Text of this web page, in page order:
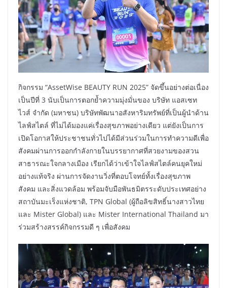
กิจกรรม “AssetWise BEAUTY RUN 2025” จัดขึ้นอย่างต่อเนื่อง
เป็นปีที่ 3 นับเป็นการตอกย้ำความมุ่งมั่นของ บริษัท แอสเซท
ไวส์ จำกัด (มหาชน) บริษัทพัฒนาอสังหาริมทรัพย์ที่เป็นผู้นำด้าน
ไลฟ์สไตล์ ที่ไม่ได้มองแค่เรื่องสุขภาพอย่างเดียว แต่ยังเป็นการ
เปิดโอกาสให้ประชาชนทั่วไปได้มีส่วนร่วมในการทำความดีเพื่อ
สังคมผ่านการออกกำลังกายในบรรยากาศที่สวยงามของสวน
สาธารณะใจกลางเมือง เรียกได้ว่าเข้าใจไลฟ์สไตล์คนยุคใหม่
อย่างแท้จริง ผ่านการจัดงานวิ่งที่ตอบโจทย์ทั้งเรื่องสุขภาพ
สังคม และสิ่งแวดล้อม พร้อมจับมือพันธมิตรระดับประเทศอย่าง
สถาบันมะเร็งแห่งชาติ, TPN Global (ผู้ถือลิขสิทธิ์นางสาวไทย
และ Mister Global) และ Mister International Thailand มา
ร่วมสร้างสรรค์กิจกรรมดี ๆ เพื่อสังคม